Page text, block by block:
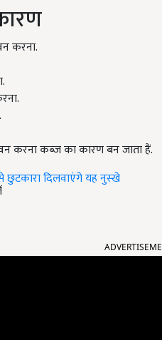
करना.
कब्ज का कारण बन जाता हैं.
दिलवाएंगे यह नुस्खे